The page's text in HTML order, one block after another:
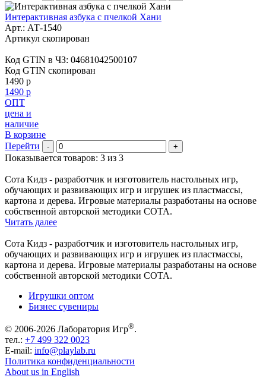
Интерактивная азбука c пчелкой Хани
Арт.: АТ-1540
Артикул скопирован
Код GTIN в ЧЗ: 04681042500107
Код GTIN скопирован
1490 р
1490 р
ОПТ
цена и
наличие
В корзине
Перейти
- +
Показывается товаров: 3 из 3
Сота Кидз - разработчик и изготовитель настольных игр,
обучающих и развивающих игр и игрушек из пластмассы,
картона и дерева. Игровые материалы разработаны на основе
собственной авторской методики СОТА.
Читать далее
Сота Кидз - разработчик и изготовитель настольных игр,
обучающих и развивающих игр и игрушек из пластмассы,
картона и дерева. Игровые материалы разработаны на основе
собственной авторской методики СОТА.
Игрушки оптом
Бизнес сувениры
© 2006-2026 Лаборатория Игр®.
тел.: +7 499 322 0023
E-mail: info@playlab.ru
Политика конфиденциальности
About us in English